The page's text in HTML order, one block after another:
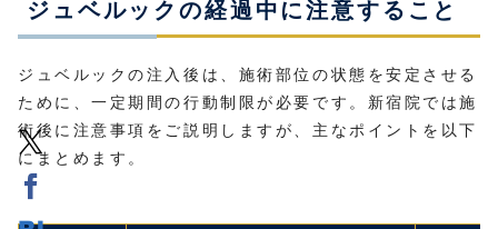
ジュベルックの経過中に注意すること
ジュベルックの注入後は、施術部位の状態を安定させる
ために、一定期間の行動制限が必要です。新宿院では施
術後に注意事項をご説明しますが、主なポイントを以下
にまとめます。